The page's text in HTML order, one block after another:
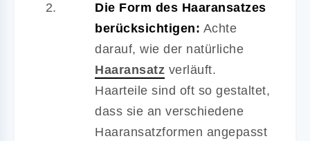
Die Form des Haaransatzes
berücksichtigen: Achte
darauf, wie der natürliche
Haaransatz verläuft.
Haarteile sind oft so gestaltet,
dass sie an verschiedene
Haaransatzformen angepasst